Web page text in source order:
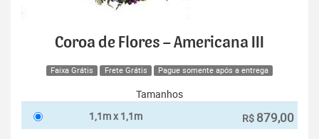
Coroa de Flores – Americana III
Faixa Grátis Frete Grátis Pague somente após a entrega
Tamanhos
1,1m x 1,1m
R$ 879,00